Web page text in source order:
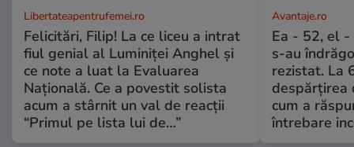
Libertateapentrufemei.ro
Felicitări, Filip! La ce liceu a intrat
fiul genial al Luminiței Anghel și
ce note a luat la Evaluarea
Națională. Ce a povestit solista
acum a stârnit un val de reacții
“Primul pe lista lui de…”
Avantaje.ro
Ea - 52, el -
s-au
rezistat. La
despărțirea
cum a
întrebare